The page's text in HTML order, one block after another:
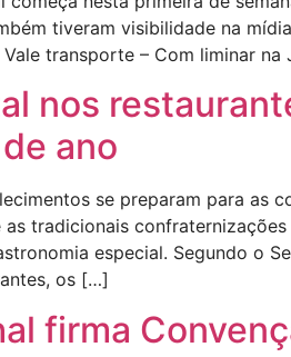
tiveram visibilidade na
Vale transporte – Com liminar
nos
ano
se preparam para as
as tradicionais
especial. Segundo o
os […]
firma